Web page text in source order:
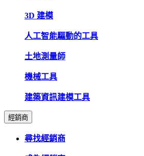
3D 建模
人工智能驅動的工具
土地測量師
機械工具
建築資訊建模工具
經銷商
尋找經銷商